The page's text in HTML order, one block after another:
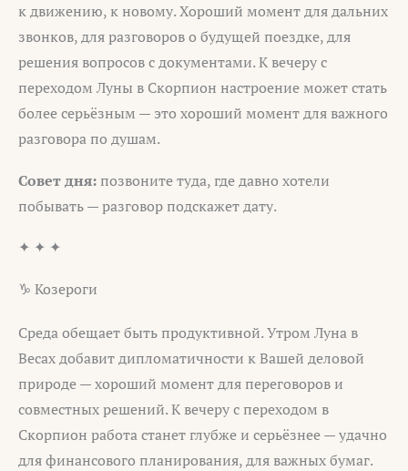
к движению, к новому. Хороший момент для дальних
звонков, для разговоров о будущей поездке, для
решения вопросов с документами. К вечеру с
переходом Луны в Скорпион настроение может стать
более серьёзным — это хороший момент для важного
разговора по душам.
Совет дня: позвоните туда, где давно хотели
побывать — разговор подскажет дату.
✦ ✦ ✦
♑ Козероги
Среда обещает быть продуктивной. Утром Луна в
Весах добавит дипломатичности к Вашей деловой
природе — хороший момент для переговоров и
совместных решений. К вечеру с переходом в
Скорпион работа станет глубже и серьёзнее — удачно
для финансового планирования, для важных бумаг.